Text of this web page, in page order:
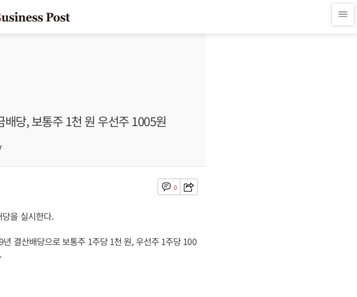
당, 보통주 1천 원 우선주 1005원
0
을 실시한다.
결산배당으로 보통주 1주당 1천 원, 우선주 1주당 100